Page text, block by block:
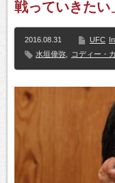
戦っていきたい
2016.08.31 UFC
水垣偉弥
コディー・